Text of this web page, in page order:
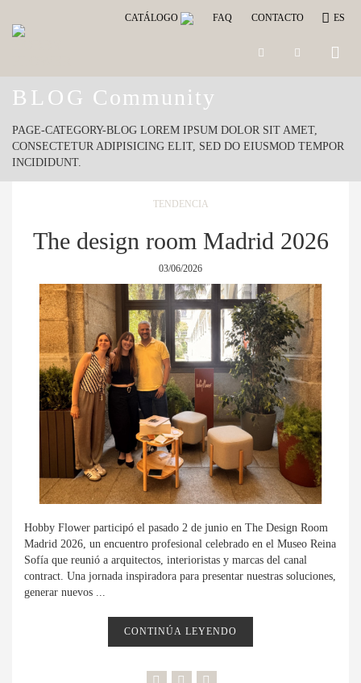
CATÁLOGO FAQ CONTACTO ES
Toggle
BLOG Community
PAGE-CATEGORY-BLOG LOREM IPSUM DOLOR SIT AMET,
CONSECTETUR ADIPISICING ELIT, SED DO EIUSMOD TEMPOR
INCIDIDUNT.
TENDENCIA
The design room Madrid 2026
03/06/2026
Hobby Flower participó el pasado 2 de junio en The Design Room
Madrid 2026, un encuentro profesional celebrado en el Museo Reina
Sofía que reunió a arquitectos, interioristas y marcas del canal
contract. Una jornada inspiradora para presentar nuestras soluciones,
generar nuevos ...
CONTINÚA LEYENDO